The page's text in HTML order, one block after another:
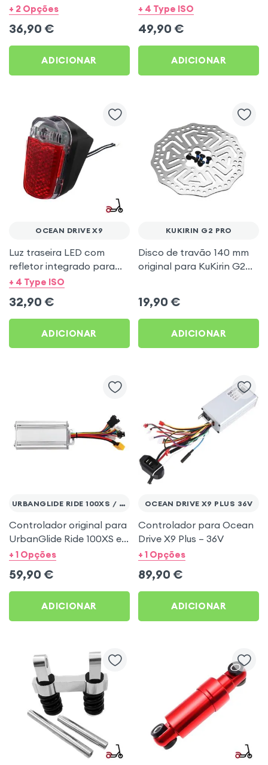
Cross Pro
+ 2 Opções
36,90 €
ADICIONAR
+ 4 Type ISO
49,90 €
ADICIONAR
OCEAN DRIVE X9
Luz traseira LED com
refletor integrado para
Ocean Drive X9
+ 4 Type ISO
32,90 €
ADICIONAR
KUKIRIN G2 PRO
Disco de travão 140 mm
original para KuKirin G2
19,90 €
ADICIONAR
URBANGLIDE RIDE 100XS / 100S
Controlador original para
UrbanGlide Ride 100XS e
100S
+ 1 Opções
59,90 €
ADICIONAR
OCEAN DRIVE X9 PLUS 36V
Controlador para Ocean
Drive X9 Plus – 36V
+ 1 Opções
89,90 €
ADICIONAR